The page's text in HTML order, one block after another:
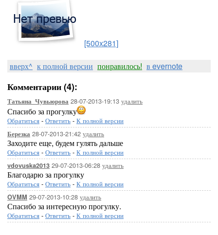
[500x281]
вверх^ к полной версии понравилось! в evernote
Комментарии (4):
Татьяна_Чувьюрова 28-07-2013-19:13 удалить
Спасибо за прогулку
Обратиться - Ответить - К полной версии
Березка 28-07-2013-21:42 удалить
Заходите еще, будем гулять дальше
Обратиться - Ответить - К полной версии
vdovuska2013 29-07-2013-06:28 удалить
Благодарю за прогулку
Обратиться - Ответить - К полной версии
OVMM 29-07-2013-10:28 удалить
Спасибо за интересную прогулку.
Обратиться - Ответить - К полной версии